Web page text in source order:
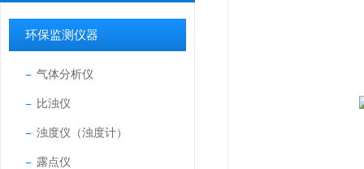
环保监测仪器
气体分析仪
比浊仪
浊度仪（浊度计）
露点仪